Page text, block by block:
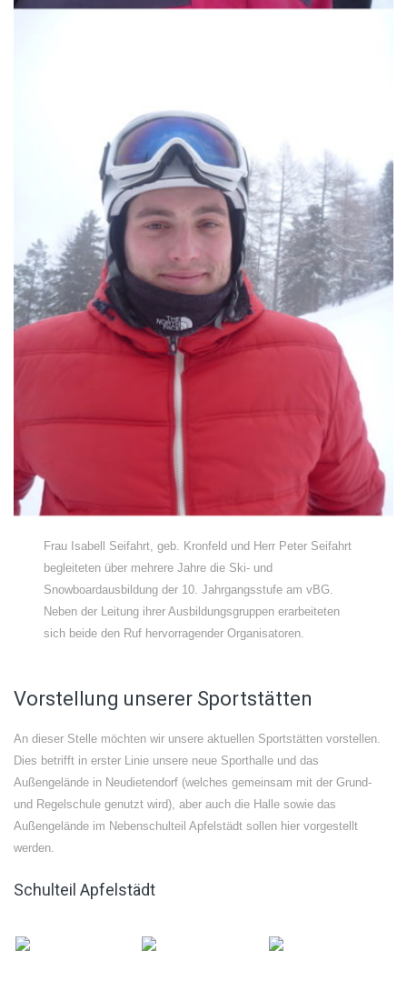
Frau Isabell Seifahrt, geb. Kronfeld und Herr Peter Seifahrt
begleiteten über mehrere Jahre die Ski- und
Snowboardausbildung der 10. Jahrgangsstufe am vBG.
Neben der Leitung ihrer Ausbildungsgruppen erarbeiteten
sich beide den Ruf hervorragender Organisatoren.
Vorstellung unserer Sportstätten
An dieser Stelle möchten wir unsere aktuellen Sportstätten vorstellen.
Dies betrifft in erster Linie unsere neue Sporthalle und das
Außengelände in Neudietendorf (welches gemeinsam mit der Grund-
und Regelschule genutzt wird), aber auch die Halle sowie das
Außengelände im Nebenschulteil Apfelstädt sollen hier vorgestellt
werden.
Schulteil Apfelstädt